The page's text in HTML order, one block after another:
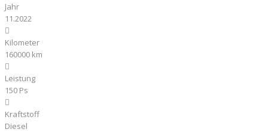
Jahr
11.2022
Kilometer
160000 km
Leistung
150 Ps
Kraftstoff
Diesel